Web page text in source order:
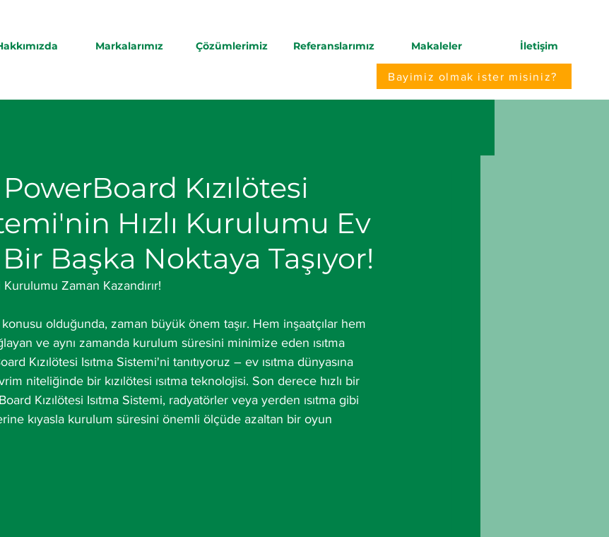
Bayimiz olmak ister misiniz?
Markalarımız Çözümlerimiz Referanslarımız Makaleler İletişim
Kızılötesi
Hızlı Kurulumu Ev
Bir Başka Noktaya Taşıyor!
Kurulumu Zaman Kazandırır!
olduğunda, zaman büyük önem taşır. Hem inşaatçılar hem
ve aynı zamanda kurulum süresini minimize eden ısıtma
Kızılötesi Isıtma Sistemi'ni tanıtıyoruz – ev ısıtma dünyasına
niteliğinde bir kızılötesi ısıtma teknolojisi. Son derece hızlı bir
Kızılötesi Isıtma Sistemi, radyatörler veya yerden ısıtma gibi
kıyasla kurulum süresini önemli ölçüde azaltan bir oyun